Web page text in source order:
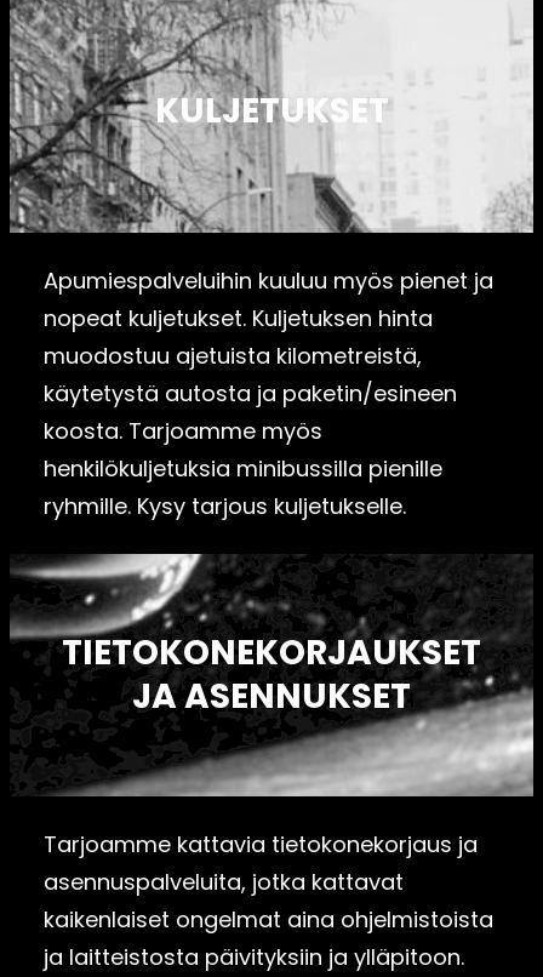
KULJETUKSET
Apumiespalveluihin kuuluu myös pienet ja
nopeat kuljetukset. Kuljetuksen hinta
muodostuu ajetuista kilometreistä,
käytetystä autosta ja paketin/esineen
koosta. Tarjoamme myös
henkilökuljetuksia minibussilla pienille
ryhmille. Kysy tarjous kuljetukselle.
TIETOKONEKORJAUKSET
JA ASENNUKSET
Tarjoamme kattavia tietokonekorjaus ja
asennuspalveluita, jotka kattavat
kaikenlaiset ongelmat aina ohjelmistoista
ja laitteistosta päivityksiin ja ylläpitoon.